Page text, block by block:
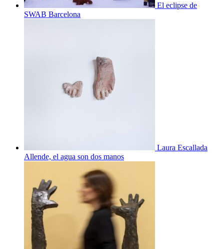
El eclipse de
SWAB Barcelona
Laura Escallada
Allende, el agua son dos manos